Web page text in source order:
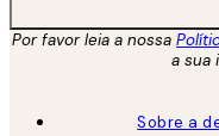
Por favor leia a nossa
a sua
Sobre a